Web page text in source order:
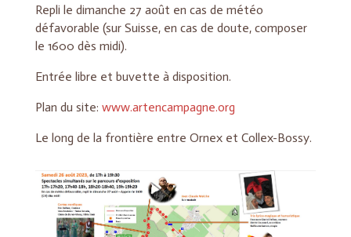
Repli le dimanche 27 août en cas de météo
défavorable (sur Suisse, en cas de doute, composer
le 1600 dès midi).
Entrée libre et buvette à disposition.
Plan du site: www.artencampagne.org
Le long de la frontière entre Ornex et Collex-Bossy.